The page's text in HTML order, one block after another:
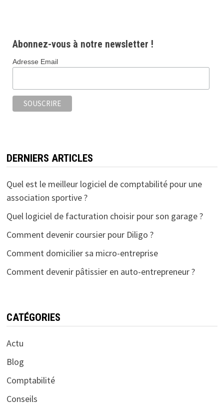
Abonnez-vous à notre newsletter !
Adresse Email
DERNIERS ARTICLES
Quel est le meilleur logiciel de comptabilité pour une
association sportive ?
Quel logiciel de facturation choisir pour son garage ?
Comment devenir coursier pour Diligo ?
Comment domicilier sa micro-entreprise
Comment devenir pâtissier en auto-entrepreneur ?
CATÉGORIES
Actu
Blog
Comptabilité
Conseils